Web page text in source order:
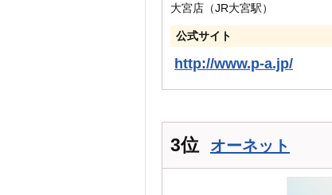
大宮店（JR大宮駅）
公式サイト
http://www.p-a.jp/
3位 オーネット